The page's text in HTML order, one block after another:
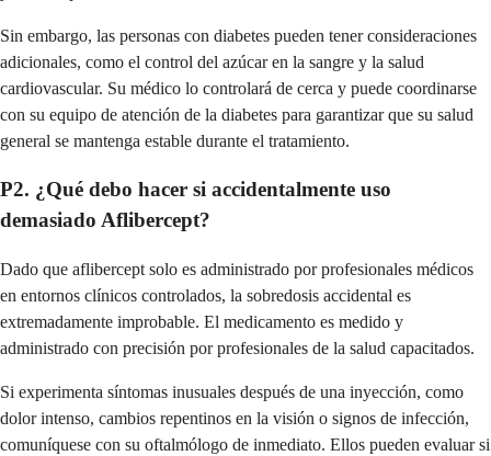
Sin embargo, las personas con diabetes pueden tener consideraciones
adicionales, como el control del azúcar en la sangre y la salud
cardiovascular. Su médico lo controlará de cerca y puede coordinarse
con su equipo de atención de la diabetes para garantizar que su salud
general se mantenga estable durante el tratamiento.
P2. ¿Qué debo hacer si accidentalmente uso
demasiado Aflibercept?
Dado que aflibercept solo es administrado por profesionales médicos
en entornos clínicos controlados, la sobredosis accidental es
extremadamente improbable. El medicamento es medido y
administrado con precisión por profesionales de la salud capacitados.
Si experimenta síntomas inusuales después de una inyección, como
dolor intenso, cambios repentinos en la visión o signos de infección,
comuníquese con su oftalmólogo de inmediato. Ellos pueden evaluar si